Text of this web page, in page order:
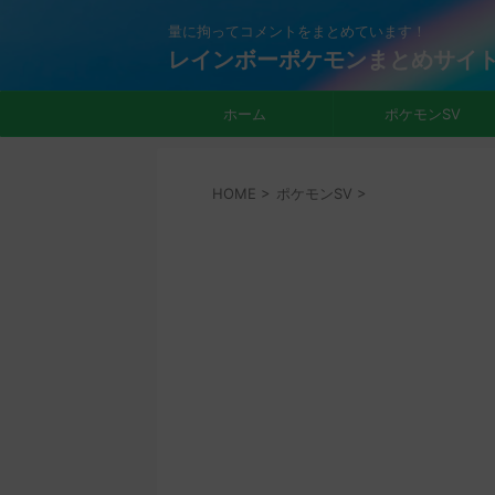
量に拘ってコメントをまとめています！
レインボーポケモンまとめサイ
ホーム ポケモンSV
HOME > ポケモンSV >